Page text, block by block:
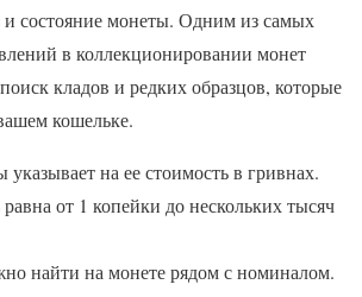
и состояние монеты. Одним из самых
в коллекционировании монет
кладов и редких образцов, которые
кошельке.
на ее стоимость в гривнах.
от 1 копейки до нескольких тысяч
найти на монете рядом с номиналом.